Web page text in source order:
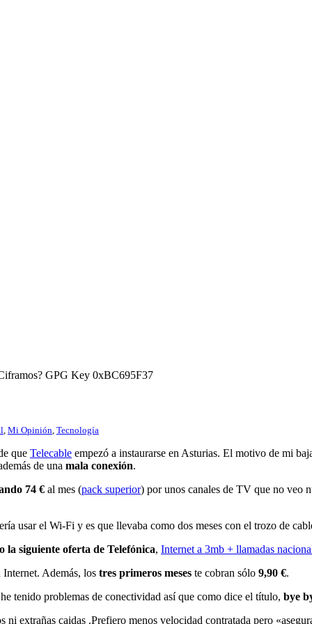
GPG Key 0xBC695F37
, Mi Opinión, Tecnología
que Telecable empezó a instaurarse en Asturias. El motivo de mi
de una mala conexión.
74 € al mes (pack superior) por unos canales de TV que no veo
usar el Wi-Fi y es que llevaba como dos meses con el trozo de
la siguiente oferta de Telefónica, Internet a 3mb + llamadas
Además, los tres primeros meses te cobran sólo 9,90 €.
tenido problemas de conectividad así que como dice el título, bye
ni extrañas caidas .Prefiero menos velocidad contratada pero